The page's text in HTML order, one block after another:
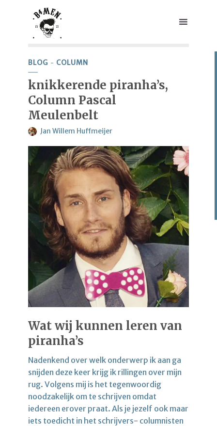
BLOG COLUMN
knikkerende piranha’s,
Column Pascal
Meulenbelt
Jan Willem Huffmeijer
Wat wij kunnen leren van
piranha’s
Nadenkend over welk onderwerp ik aan ga
snijden deze keer krijg ik rillingen over mijn
rug. Volgens mij is het tegenwoordig
noodzakelijk om te schrijven omdat
iedereen erover praat. Als je jezelf ook maar
iets toedicht in het schrijvers- columnisten